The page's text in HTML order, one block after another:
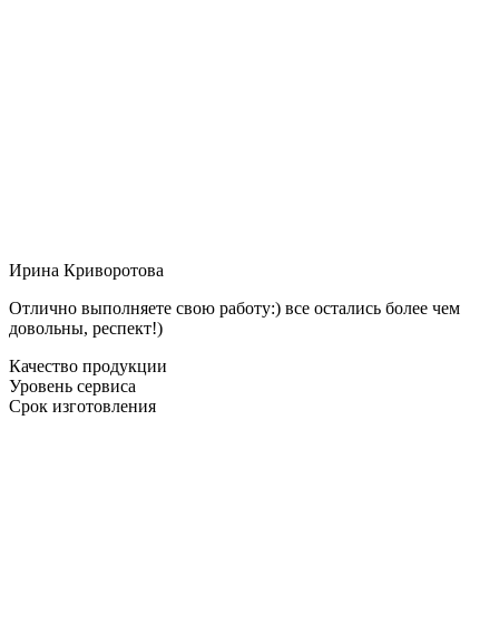
Ирина Криворотова
Отлично выполняете свою работу:) все остались более чем
довольны, респект!)
Качество продукции
Уровень сервиса
Срок изготовления